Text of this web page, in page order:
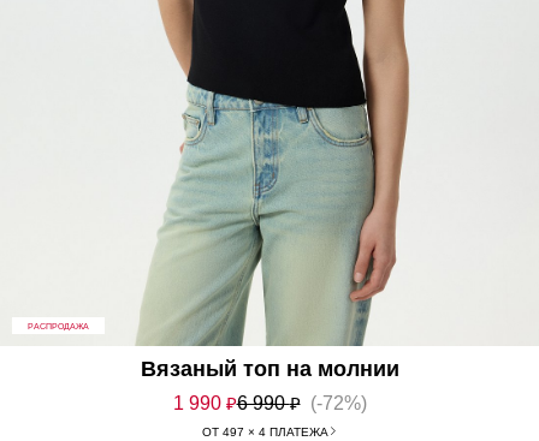
РАСПРОДАЖА
Вязаный топ на молнии
1 990 ₽6 990₽ (-72%)
ОТ 497 × 4 ПЛАТЕЖА